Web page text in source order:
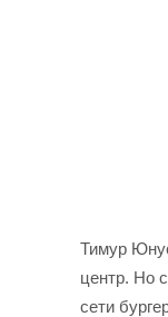
Тимур
центр. Но
сети